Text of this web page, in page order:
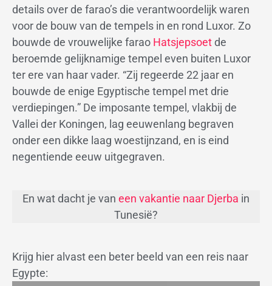
details over de farao’s die verantwoordelijk waren
voor de bouw van de tempels in en rond Luxor. Zo
bouwde de vrouwelijke farao Hatsjepsoetde
beroemde gelijknamige tempel even buiten Luxor
ter ere van haar vader. “Zij regeerde 22 jaar en
bouwde de enige Egyptische tempel met drie
verdiepingen.” De imposante tempel, vlakbij de
Vallei der Koningen, lag eeuwenlang begraven
onder een dikke laag woestijnzand, en is eind
negentiende eeuw uitgegraven.
En wat dacht je van een vakantie naar Djerba in
Tunesië?
Krijg hier alvast een beter beeld van een reis naar
Egypte: